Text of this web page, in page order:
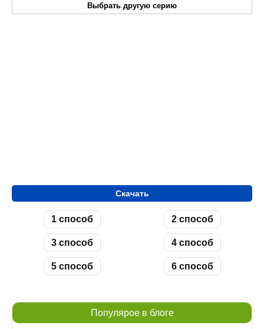
Выбрать другую серию
Скачать
1 способ 2 способ
3 способ 4 способ
5 способ 6 способ
Популярое в блоге